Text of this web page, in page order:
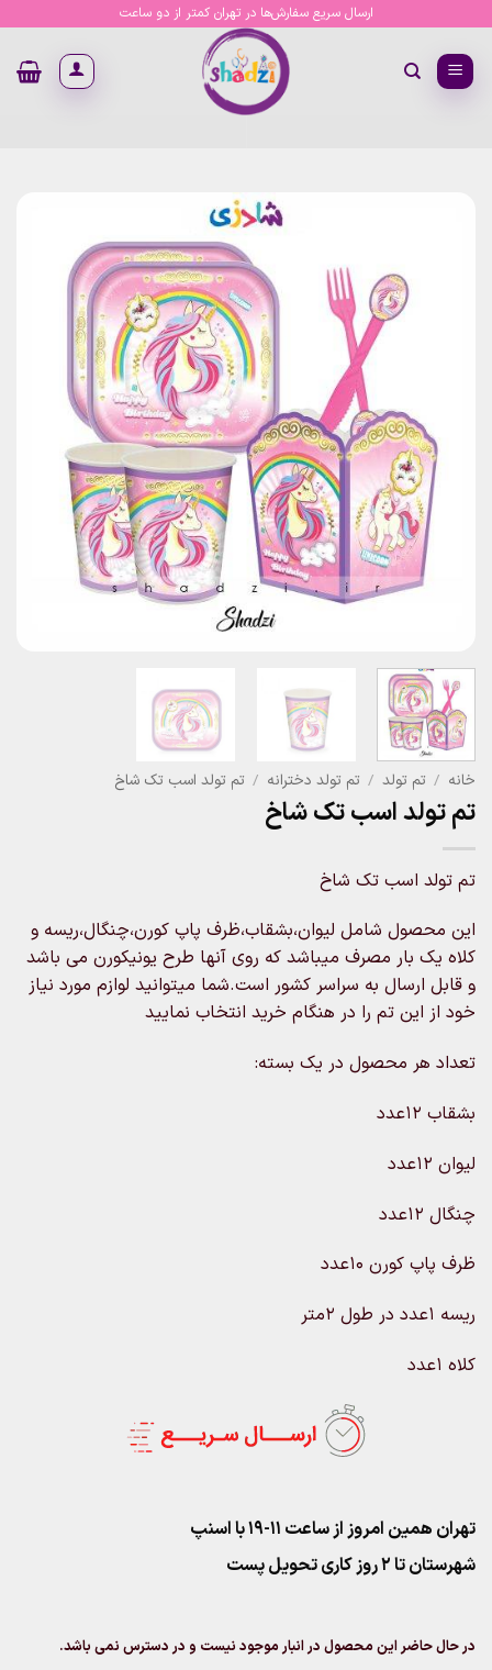
content
ارسال سریع سفارش‌ها در تهران کمتر از دو ساعت
خانه / تم تولد / تم تولد دخترانه / تم تولد اسب تک شاخ
تم تولد اسب تک شاخ
تم تولد اسب تک شاخ
این محصول شامل لیوان،بشقاب،ظرف پاپ کورن،چنگال،ریسه و
کلاه یک بار مصرف میباشد که روی آنها طرح یونیکورن می باشد
و قابل ارسال به سراسر کشور است.شما میتوانید لوازم مورد نیاز
خود از این تم را در هنگام خرید انتخاب نمایید
تعداد هر محصول در یک بسته:
بشقاب 12عدد
لیوان 12عدد
چنگال 12عدد
ظرف پاپ کورن 10عدد
ریسه 1عدد در طول 2متر
کلاه 1عدد
تهران همین امروز از ساعت ۱۱-۱۹ با اسنپ
شهرستان تا 2 روز کاری تحویل پست
در حال حاضر این محصول در انبار موجود نیست و در دسترس نمی باشد.